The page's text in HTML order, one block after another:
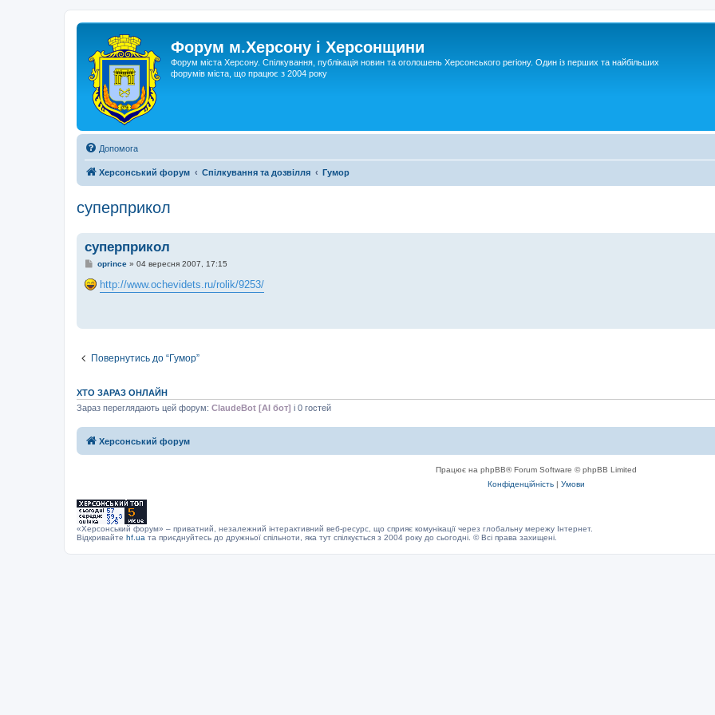
Форум м.Херсону і Херсонщини
Форум міста Херсону. Спілкування, публікація новин та оголошень Херсонського регіону. Один із перших та найбільших
форумів міста, що працює з 2004 року
Допомога
Херсонський форум Спілкування та дозвілля Гумор
суперприкол
суперприкол
П
в
і
л
н
oprince» 04 вересня 2007, 17:15
http://www.ochevidets.ru/rolik/9253/
Повернутись до “Гумор”
ХТО ЗАРАЗ ОНЛАЙН
Зараз переглядають цей форум: ClaudeBot [AI бот] і 0 гостей
Херсонський форум
Працює на phpBB® Forum Software © phpBB Limited
Конфіденційність | Умови
«Херсонський форум» – приватний, незалежний інтерактивний веб-ресурс, що сприяє комунікації через глобальну мережу Інтернет.
Відкривайте hf.ua та приєднуйтесь до дружньої спільноти, яка тут спілкується з 2004 року до сьогодні. © Всі права захищені.